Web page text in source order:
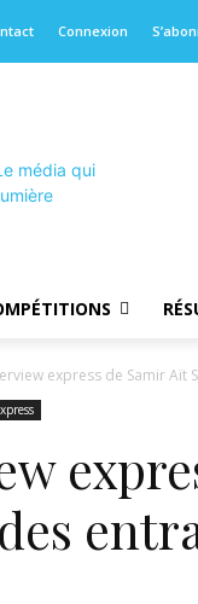
Connexion
express de Samir Aït